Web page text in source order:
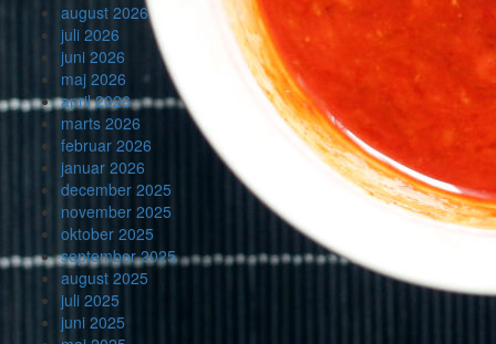
august 2026
juli 2026
juni 2026
maj 2026
april 2026
marts 2026
februar 2026
januar 2026
december 2025
november 2025
oktober 2025
september 2025
august 2025
juli 2025
juni 2025